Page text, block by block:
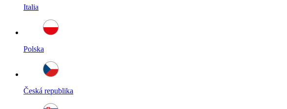
Italia
Polska
Česká republika